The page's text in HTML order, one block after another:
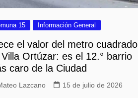
15 Información General
el valor del metro cuadrado
Ortúzar: es el 12.° barrio
caro de la Ciudad
Lazcano 15 de julio de 2026